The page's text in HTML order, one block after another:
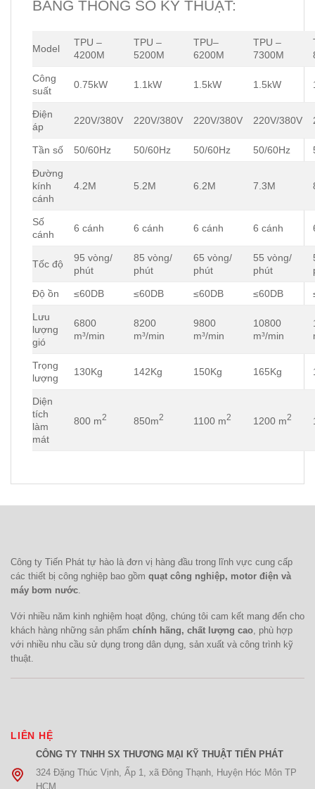
BẢNG THÔNG SỐ KỸ THUẬT:
Model
TPU –
4200M
TPU –
5200M
TPU–
6200M
TPU –
7300M
Công
suất
0.75kW 1.1kW 1.5kW 1.5kW
Điện
áp
220V/380V 220V/380V 220V/380V 220V/380V
Tần số 50/60Hz 50/60Hz 50/60Hz 50/60Hz
Đường
kính
cánh
4.2M 5.2M 6.2M 7.3M
Số
cánh
6 cánh 6 cánh 6 cánh 6 cánh
Tốc độ
95 vòng/
phút
85 vòng/
phút
65 vòng/
phút
55 vòng/
phút
Độ ồn ≤60DB ≤60DB ≤60DB ≤60DB
Lưu
lượng
gió
6800
m³/min
8200
m³/min
9800
m³/min
10800
m³/min
Trọng
lượng
130Kg 142Kg 150Kg 165Kg
Diện
tích
làm
mát
800 m2 850m2 1100 m2 1200 m2
Công ty Tiến Phát tự hào là đơn vị hàng đầu trong lĩnh vực cung cấp
các thiết bị công nghiệp bao gồm quạt công nghiệp, motor điện và
máy bơm nước.
Với nhiều năm kinh nghiệm hoạt động, chúng tôi cam kết mang đến cho
khách hàng những sản phẩm chính hãng, chất lượng cao, phù hợp
với nhiều nhu cầu sử dụng trong dân dụng, sản xuất và công trình kỹ
thuật.
LIÊN HỆ
CÔNG TY TNHH SX THƯƠNG MẠI KỸ THUẬT TIẾN PHÁT
324 Đặng Thúc Vịnh, Ấp 1, xã Đông Thạnh, Huyện Hóc Môn TP
HCM